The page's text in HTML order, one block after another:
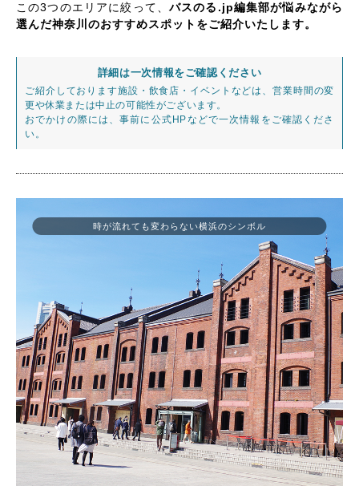
この3つのエリアに絞って、 バスのる.jp編集部が悩みながら
選んだ神奈川のおすすめスポットをご紹介いたします。
詳細は一次情報をご確認ください
ご紹介しております施設・飲食店・イベントなどは、営業時間の変
更や休業または中止の可能性がございます。
おでかけの際には、事前に公式HPなどで一次情報をご確認くださ
い。
時が流れても変わらない横浜のシンボル